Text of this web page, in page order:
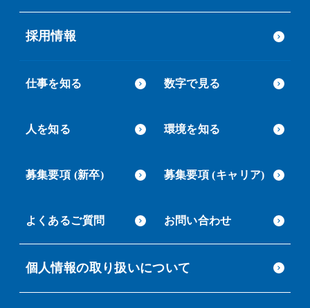
採用情報
仕事を知る 数字で見る
人を知る 環境を知る
募集要項 (新卒) 募集要項 (キャリア)
よくあるご質問 お問い合わせ
個人情報の取り扱いについて